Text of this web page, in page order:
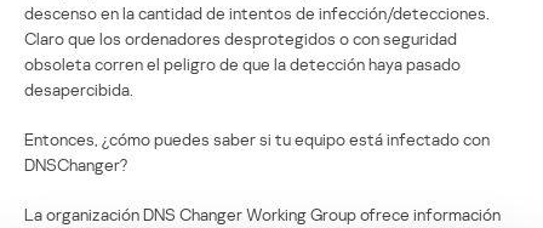
descenso en la cantidad de intentos de infección/detecciones.
Claro que los ordenadores desprotegidos o con seguridad
obsoleta corren el peligro de que la detección haya pasado
desapercibida.
Entonces, ¿cómo puedes saber si tu equipo está infectado con
DNSChanger?
La organización DNS Changer Working Group ofrece información